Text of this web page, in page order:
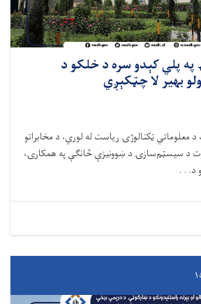
پلي کېدو سره د خلکو د
بهیر لا چټکېږي
معلوماتي ټکنالوژۍ ریاست له لوري، د مخابراتو
د سیسټم‌سازۍ د ښوونیزې څانګې په همکارۍ،
د. . .